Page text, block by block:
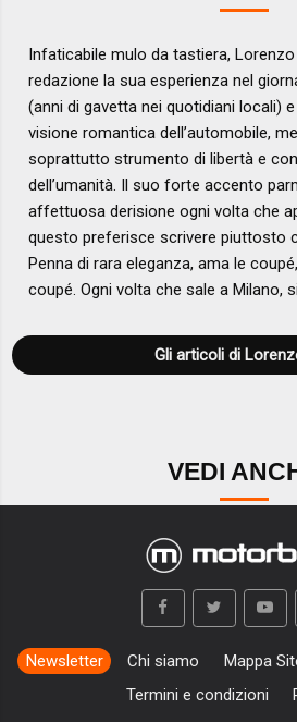
Infaticabile mulo da tastiera,
redazione la sua esperienza nel
(anni di gavetta nei quotidiani locali)
visione romantica dell’automobile,
soprattutto strumento di libertà e
dell’umanità. Il suo forte accento
affettuosa derisione ogni volta che
questo preferisce scrivere piuttosto
Penna di rara eleganza, ama le
coupé. Ogni volta che sale a Milano,
Gli articoli di
VEDI
Newsletter Chi siamo Mappa
Termini e condizioni